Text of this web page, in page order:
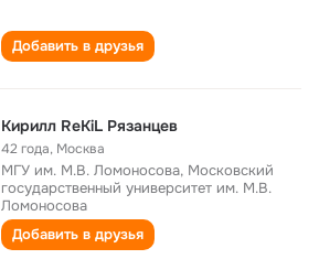
Добавить в друзья
Кирилл ReKiL Рязанцев
42 года, Москва
МГУ им. М.В. Ломоносова, Московский
государственный университет им. М.В.
Ломоносова
Добавить в друзья